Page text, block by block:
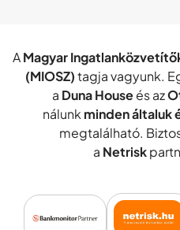
AMagyar
(MIOSZ)tagja vagyunk.
a Duna Houseés az
nálunkminden általuk
megtalálható.
a Netrisk